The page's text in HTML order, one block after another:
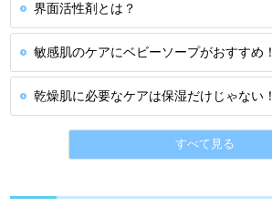
界面活性剤とは？
敏感肌のケアにベビーソープがおすすめ！
乾燥肌に必要なケアは保湿だけじゃない！
すべて見る